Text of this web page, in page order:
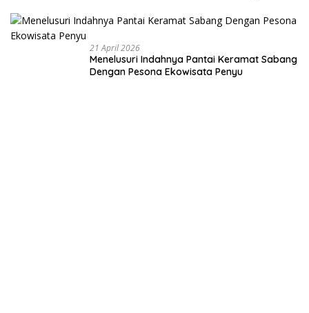
Negeri dari
Desa
21 April 2026
Menelusuri Indahnya Pantai Keramat Sabang
Dengan Pesona Ekowisata Penyu